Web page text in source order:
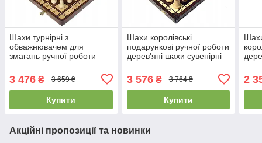
Шахи турнірні з
обважнювачем для
змагань ручної роботи
подарунок Madon
(35x35см)
3 476 ₴ 3 659 ₴
Купити
Шахи королівські
подарункові ручної роботи
дерев'яні шахи сувенірні
(44х44см)
3 576₴ 3 764 ₴
Купити
2
Акційні пропозиції та новинки